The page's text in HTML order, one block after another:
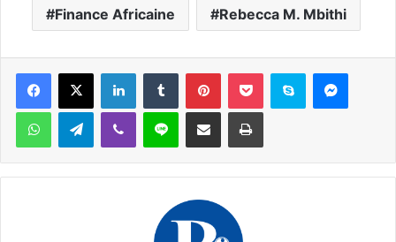
Finance Africaine Rebecca M. Mbithi
Facebook
X LinkedinTumblr PinterestPocket Skype
WhatsAppTelegramViber Ligne Partager par email Imprimer